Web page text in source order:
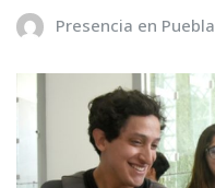
Presencia en Puebla